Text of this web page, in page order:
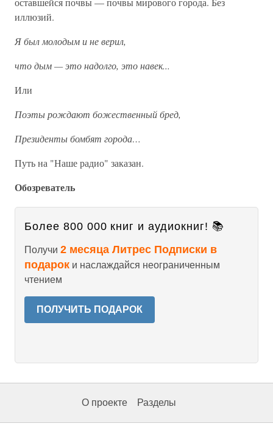
иллюзий.
Я был молодым и не верил,
что дым — это надолго, это навек...
Или
Поэты рождают божественный бред,
Президенты бомбят города…
Путь на "Наше радио" заказан.
Обозреватель
Более 800 000 книг и аудиокниг! 📚
Получи 2 месяца Литрес Подписки в
подарок и наслаждайся неограниченным
чтением
ПОЛУЧИТЬ ПОДАРОК
О проекте Разделы